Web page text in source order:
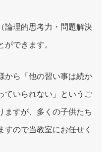
論理的思考力・問題解決
できます。
から「他の習い事は続か
ていられない」というご
ますが、多くの子供たち
すので当教室にお任せく